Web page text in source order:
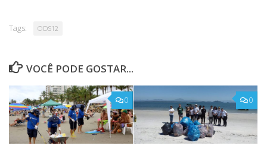
Tags: ODS12
VOCÊ PODE GOSTAR...
0 0